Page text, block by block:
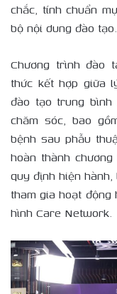
chắc, tính chuẩn
bộ nội dung đào tạo.
Chương trình đào
thức kết hợp giữa
đào tạo trung
chăm sóc, bao
bệnh sau phẫu
hoàn thành
quy định hiện
tham gia hoạt
hình Care Network.